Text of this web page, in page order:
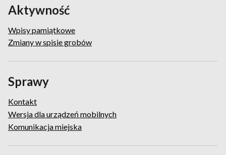
Aktywność
Wpisy pamiątkowe
Zmiany w spisie grobów
Sprawy
Kontakt
Wersja dla urządzeń mobilnych
Komunikacja miejska